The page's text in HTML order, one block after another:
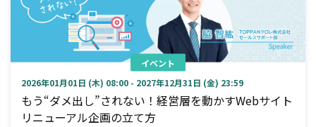
イベント
2026年01月01日 (木) 08:00 - 2027年12月31日 (金) 23:59
もう“ダメ出し”されない！経営層を動かすWebサイト
リニューアル企画の立て方